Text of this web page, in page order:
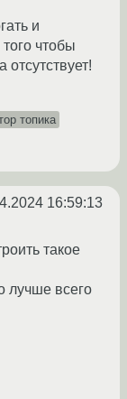
и
чтобы
отсутствует!
топика
16:59:13
такое
лучше всего